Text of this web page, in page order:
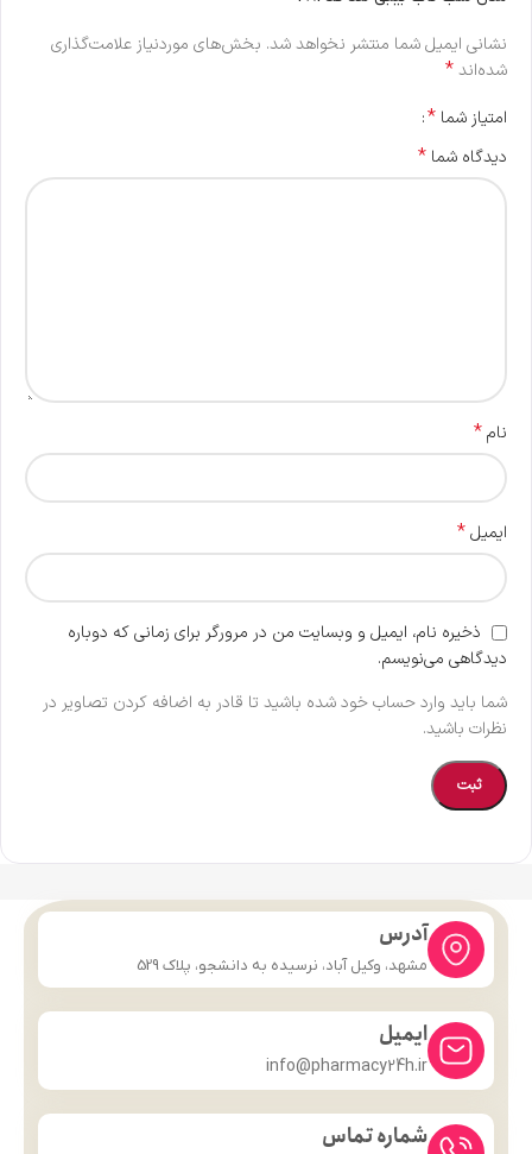
نشانی ایمیل شما منتشر نخواهد شد. بخش‌های موردنیاز علامت‌گذاری
شده‌اند*
امتیاز شما *
دیدگاه شما *
نام*
ایمیل*
ذخیره نام، ایمیل و وبسایت من در مرورگر برای زمانی که دوباره
دیدگاهی می‌نویسم.
شما باید وارد حساب خود شده باشید تا قادر به اضافه کردن تصاویر در
نظرات باشید.
آدرس
مشهد، وکیل آباد، نرسیده به دانشجو، پلاک 529
ایمیل
info@pharmacy24h.ir
شماره تماس